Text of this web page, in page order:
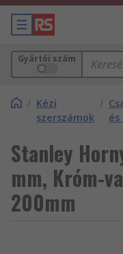
Gyártói szám
/ Kézi
szerszámok
/
Stanley
mm, Króm-
200mm